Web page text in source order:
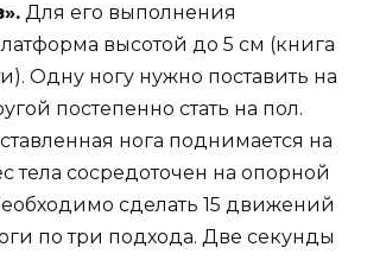
Для его выполнения
высотой до 5 см (книга
Одну ногу нужно поставить на
постепенно стать на пол.
нога поднимается на
тела сосредоточен на опорной
сделать 15 движений
по три подхода. Две секунды